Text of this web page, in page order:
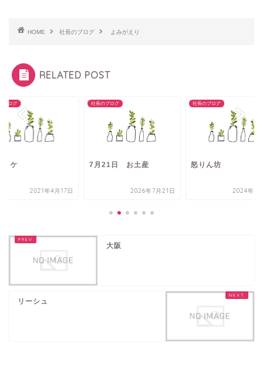
HOME 社長のブログ よみがえり
RELATED POST
ブログ
ッケ
2021年4月17日
社長のブログ
7月21日 お土産
2026年7月21日
社長のブログ
怒りん坊
2024年7
大阪
リーシュ